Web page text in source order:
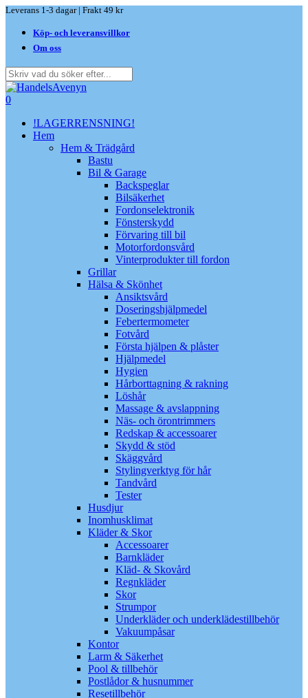
Skip
main
content
Leverans 1-3 dagar | Frakt 49 kr
Köp- och leveransvillkor
Om oss
Close
Search
search
0
!LAGERRENSNING!
Hem
Hem & Trädgård
Bastu
Bil & Garage
Backspeglar
Bilsäkerhet
Fordonselektronik
Fönsterskydd
Förvaring till bil
Motorfordonsvård
Vinterprodukter till fordon
Grillar
Hälsa & Skönhet
Ansiktsvård
Doseringshjälpmedel
Febertermometer
Fotvård
Första hjälpen & plåster
Hjälpmedel
Hygien
Hårborttagning & rakning
Löshår
Massage & avslappning
Näs- och örontrimmers
Redskap & accessoarer
Skydd & stöd
Skäggvård
Stylingverktyg för hår
Tandvård
Tester
Husdjur
Inomhusklimat
Kläder & Skor
Accessoarer
Barnkläder
Kläd- & Skovård
Regnkläder
Skor
Strumpor
Underkläder och underklädestillbehör
Vakuumpåsar
Kontor
Larm & Säkerhet
Pool & tillbehör
Postlådor & husnummer
Resetillbehör